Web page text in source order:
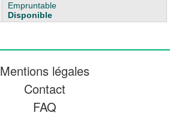
Empruntable
Disponible
Mentions légales
Contact
FAQ